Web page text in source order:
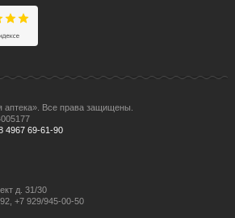
аптека». Все права защищены.
4967 69-61-90
д. 31/30
+7 929/945-00-50